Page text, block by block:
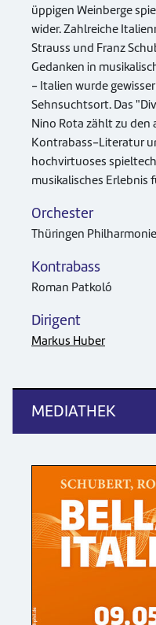
üppigen Weinberge
wider. Zahlreiche
Strauss und Franz
Gedanken in
- Italien wurde
Sehnsuchtsort. Das
Nino Rota zählt zu
Kontrabass-Literatur
hochvirtuoses
musikalisches Erlebnis
Orchester
Thüringen
Kontrabass
Roman Patkoló
Dirigent
Markus Huber
MEDIATHEK